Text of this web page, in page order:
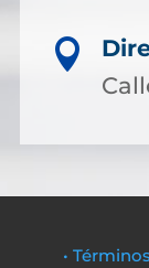

•